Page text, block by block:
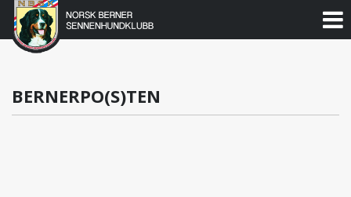
Gå
Norsk
Berner
Sennenhundklubb
BERNERPO(S)TEN